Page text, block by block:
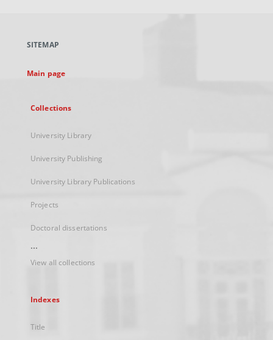
new
SITEMAP
Main page
Collections
University Library
University Publishing
University Library Publications
Projects
Doctoral dissertations
...
View all collections
Indexes
Title